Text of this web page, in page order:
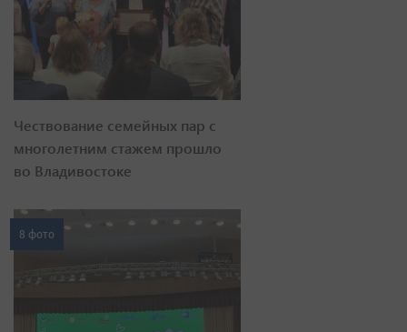
Чествование семейных пар с
многолетним стажем прошло
во Владивостоке
8 фото